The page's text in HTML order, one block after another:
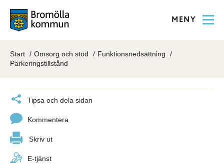
MENY
Start Omsorg och stöd
Funktionsnedsättning
Parkeringstillstånd
Tipsa och dela sidan
Kommentera
Skriv ut
E-tjänst